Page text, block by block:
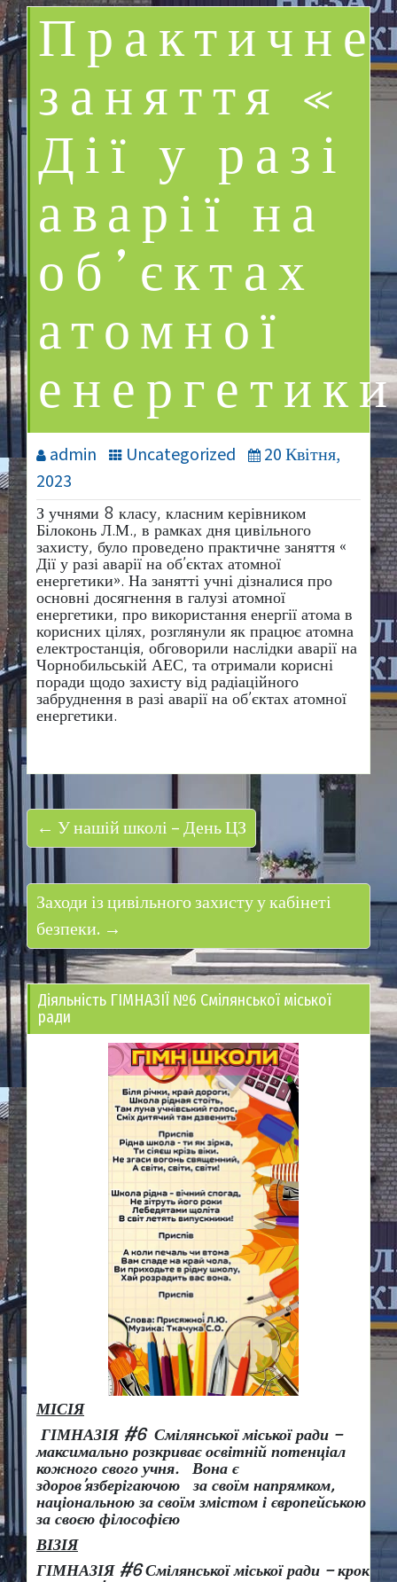
Практичне
заняття «
Дії у разі
аварії на
об’єктах
атомної
admin Uncategorized
20 Квітня,
2023
З учнями 8 класу, класним керівником
Білоконь Л.М., в рамках дня цивільного
захисту, було проведено практичне заняття «
Дії у разі аварії на об’єктах атомної
енергетики». На занятті учні дізналися про
основні досягнення в галузі атомної
енергетики, про використання енергії атома в
корисних цілях, розглянули як працює атомна
електростанція, обговорили наслідки аварії на
Чорнобильській АЕС, та отримали корисні
поради щодо захисту від радіаційного
забруднення в разі аварії на об’єктах атомної
енергетики.
← У нашій школі – День ЦЗ
Заходи із цивільного захисту у кабінеті
безпеки. →
Діяльність ГІМНАЗІЇ №6 Смілянської міської
ради
МІСІЯ
ГІМНАЗІЯ #6 Смілянської міської ради –
максимально розкриває освітній потенціал
кожного свого учня.
Вона є
здоров’язберігаючою за своїм напрямком,
національною за своїм змістом і європейською
за своєю філософією
ВІЗІЯ
ГІМНАЗІЯ #6 Смілянської міської ради – крок